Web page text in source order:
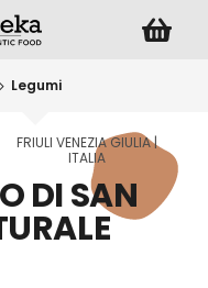
Legumi
FRIULI VENEZIA GIULIA |
ITALIA
DI SAN